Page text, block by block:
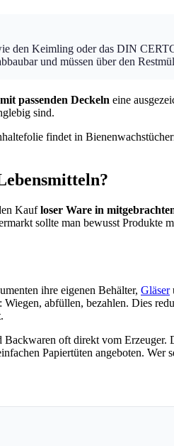
den Keimling oder das DIN
und müssen über den
passenden Deckeln eine
sind.
findet in
Kaufloser Ware in
sollte man bewusst
ihre eigenen Behälter, Gläser
abfüllen, bezahlen. Dies
.
oft direkt vom
Papiertüten angeboten.